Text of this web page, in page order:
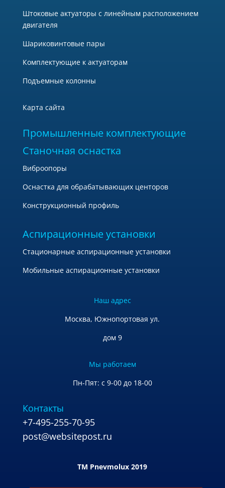
Штоковые актуаторы с линейным расположением
двигателя
Шариковинтовые пары
Комплектующие к актуаторам
Подъемные колонны
Карта сайта
Промышленные комплектующие
Станочная оснастка
Виброопоры
Оснастка для обрабатывающих центоров
Конструкционный профиль
Аспирационные установки
Стационарные аспирационные установки
Мобильные аспирационные установки
Наш адрес
Москва, Южнопортовая ул.
дом 9
Мы работаем
Пн-Пят: с 9-00 до 18-00
Контакты
+7-495-255-70-95
post@websitepost.ru
TM Pnevmolux 2019